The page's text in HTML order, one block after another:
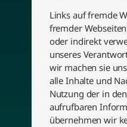
Links auf fremde
fremder
oder indirekt
unseres
wir machen sie
alle Inhalte und
Nutzung der in
aufrufbaren
übernehmen wir